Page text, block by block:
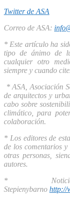
Twitter de ASA
Correo de ASA:
* Este artículo ha
tipo de ánimo de
cualquier otro
siempre y cuando
* ASA, Asociación
de arquitectos y
cabo sobre
climático, para
colaboración.
* Los editores de
de los comentarios
otras personas,
autores.
*
Stepienybarno http://